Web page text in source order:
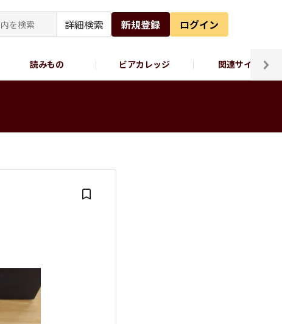
詳細検索 新規登録 ログイン
読みもの ビアカレッジ 関連サイト